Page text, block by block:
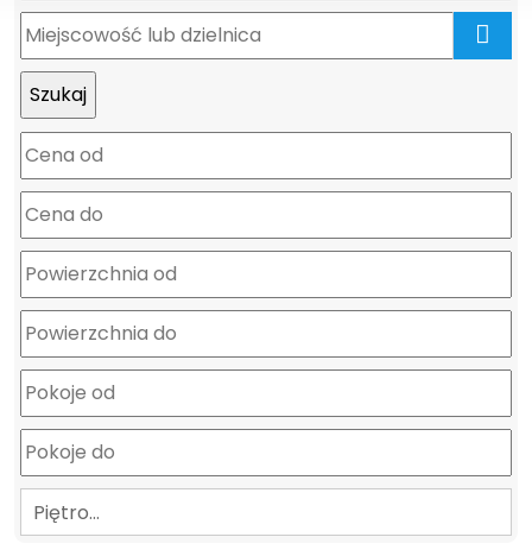
Piętro…